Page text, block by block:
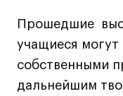
Прошедшие
учащиеся
собственными
дальнейшим